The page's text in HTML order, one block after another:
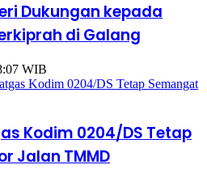
Dukungan kepada
di Galang
WIB
Kodim 0204/DS Tetap
Jalan TMMD